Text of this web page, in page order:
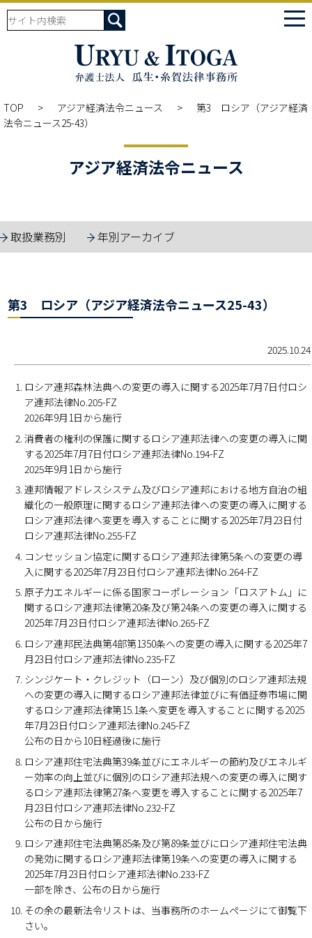
TOP アジア経済法令ニュース
第3 ロシア（アジア経済
法令ニュース25-43）
アジア経済法令ニュース
取扱業務別 年別アーカイブ
第3 ロシア（アジア経済法令ニュース25-43）
2025.10.24
ロシア連邦森林法典への変更の導入に関する2025年7月7日付ロシ
ア連邦法律No.205-FZ
2026年9月1日から施行
消費者の権利の保護に関するロシア連邦法律への変更の導入に関
する2025年7月7日付ロシア連邦法律No.194-FZ
2025年9月1日から施行
連邦情報アドレスシステム及びロシア連邦における地方自治の組
織化の一般原理に関するロシア連邦法律への変更の導入に関する
ロシア連邦法律へ変更を導入することに関する2025年7月23日付
ロシア連邦法律No.255-FZ
コンセッション協定に関するロシア連邦法律第5条への変更の導
入に関する2025年7月23日付ロシア連邦法律No.264-FZ
原子力エネルギーに係る国家コーポレーション「ロスアトム」に
関するロシア連邦法律第20条及び第24条への変更の導入に関する
2025年7月23日付ロシア連邦法律No.265-FZ
ロシア連邦民法典第4部第1350条への変更の導入に関する2025年7
月23日付ロシア連邦法律No.235-FZ
シンジケート・クレジット（ローン）及び個別のロシア連邦法規
への変更の導入に関するロシア連邦法律並びに有価証券市場に関
するロシア連邦法律第15.1条へ変更を導入することに関する2025
年7月23日付ロシア連邦法律No.245-FZ
公布の日から10日経過後に施行
ロシア連邦住宅法典第39条並びにエネルギーの節約及びエネルギ
ー効率の向上並びに個別のロシア連邦法規への変更の導入に関す
るロシア連邦法律第27条へ変更を導入することに関する2025年7
月23日付ロシア連邦法律No.232-FZ
公布の日から施行
ロシア連邦住宅法典第85条及び第89条並びにロシア連邦住宅法典
の発効に関するロシア連邦法律第19条への変更の導入に関する
2025年7月23日付ロシア連邦法律No.233-FZ
一部を除き、公布の日から施行
その余の最新法令リストは、当事務所のホームページにて御覧下
さい。